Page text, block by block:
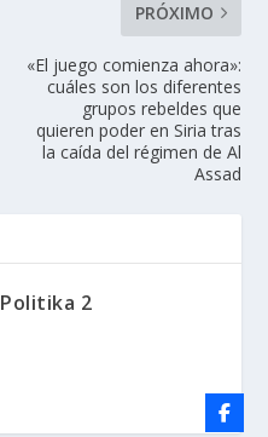
PRÓXIMO
«El juego comienza ahora»:
cuáles son los diferentes
grupos rebeldes que
quieren poder en Siria tras
la caída del régimen de Al
Assad
Politika 2